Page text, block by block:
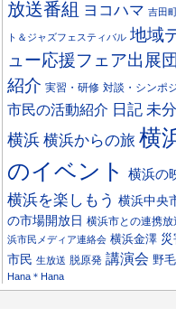
放送番組 ヨコハマ 吉田
ト＆ジャズフェスティバル 地域
ュー応援フェア出展
紹介 実習・研修 対談・シンポ
市民の活動紹介 日記 未
横浜 横浜からの旅 横
のイベント
横浜の
横浜を楽しもう 横浜中央
の市場開放日 横浜市との連携放
浜市民メディア連絡会 横浜金澤
市民 生放送 脱原発 講演会 野毛
Hana＊Hana